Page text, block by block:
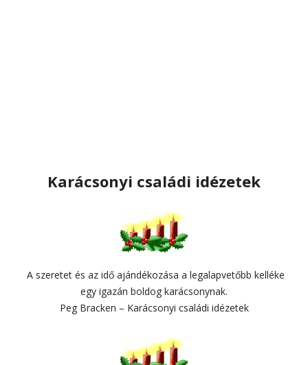
Karácsonyi családi idézetek
A szeretet és az idő ajándékozása a legalapvetőbb kelléke
egy igazán boldog karácsonynak.
Peg Bracken – Karácsonyi családi idézetek